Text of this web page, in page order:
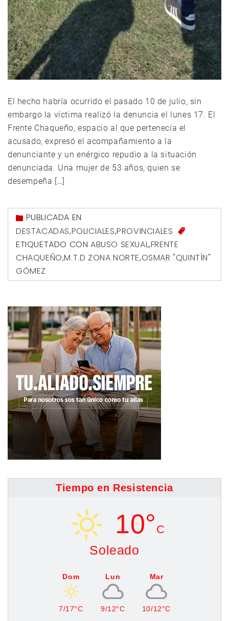
El hecho habría ocurrido el pasado 10 de julio, sin
embargo la víctima realizó la denuncia el lunes 17. El
Frente Chaqueño, espacio al que pertenecía el
acusado, expresó el acompañamiento a la
denunciante y un enérgico repudio a la situación
denunciada. Una mujer de 53 años, quien se
desempeña […]
PUBLICADA EN
DESTACADAS,POLICIALES,PROVINCIALES
ETIQUETADO CON ABUSO SEXUAL,FRENTE
CHAQUEÑO,M.T.D ZONA NORTE,OSMAR "QUINTÍN"
GÓMEZ
Tiempo en Resistencia
10° C
Soleado
Dom
7/17°C
Lun
9/12°C
Mar
10/12°C